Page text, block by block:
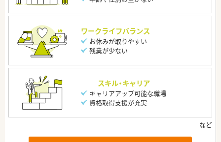
ワークライフバランス
お休みが取りやすい
残業が少ない
スキル・キャリア
キャリアアップ可能な職場
資格取得支援が充実